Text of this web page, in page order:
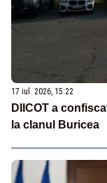
17 iul. 2026, 15:22
DIICOT a
la clanul Buricea